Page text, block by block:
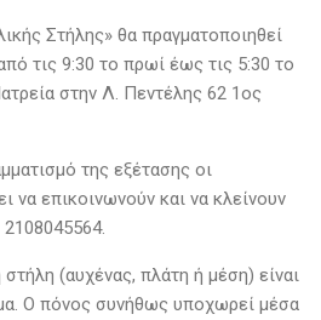
Στήλης» θα πραγματοποιηθεί
τις 9:30 το πρωί έως τις 5:30 το
στην Λ. Πεντέλης 62 1ος
της εξέτασης οι
να επικοινωνούν και να κλείνουν
(αυχένας, πλάτη ή μέση) είναι
Ο πόνος συνήθως υποχωρεί μέσα